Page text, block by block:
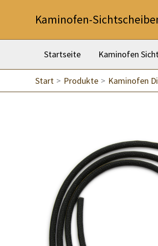
Kaminofen-
Startseite Kaminofen
Start Produkte Kaminofen